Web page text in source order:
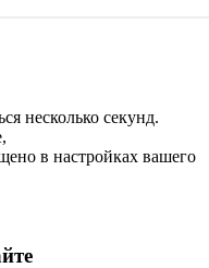
несколько секунд.
в настройках вашего